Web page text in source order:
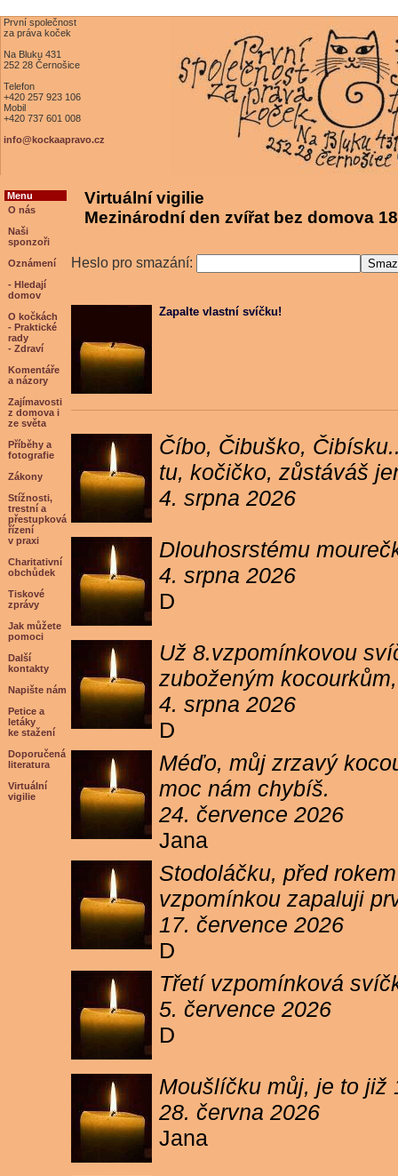
První společnost
za práva koček
Na Bluku 431
252 28 Černošice
Telefon
+420 257 923 106
Mobil
+420 737 601 008
info@kockaapravo.cz
Menu
O nás
Naši
sponzoři
Oznámení
- Hledají
domov
O kočkách
- Praktické
rady
- Zdraví
Komentáře
a názory
Zajímavosti
z domova i
ze světa
Příběhy a
fotografie
Zákony
Stížnosti,
trestní a
přestupková
řízení
v praxi
Charitativní
obchůdek
Tiskové
zprávy
Jak můžete
pomoci
Další
kontakty
Napište nám
Petice a
letáky
ke stažení
Doporučená
literatura
Virtuální
vigilie
Virtuální vigilie
Mezinárodní den zvířat bez domova
Heslo pro smazání:
Zapalte vlastní svíčku!
Číbo, Čibuško,
tu, kočičko, zůstáváš
4. srpna 2026
Dlouhosrstému
4. srpna 2026
D
Už 8.vzpomínkovou
zuboženým
4. srpna 2026
D
Méďo, můj zrzavý
moc nám chybíš.
24. července 2026
Jana
Stodoláčku, před
vzpomínkou zapaluji
17. července 2026
D
Třetí vzpomínková
5. července 2026
D
Moušlíčku můj, je to již
28. června 2026
Jana